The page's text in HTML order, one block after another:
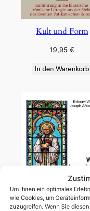
Um Ihnen ein optimales
wie Cookies, um
zuzugreifen. Wenn Sie
Kult und Form
19,95€
In den Warenkorb